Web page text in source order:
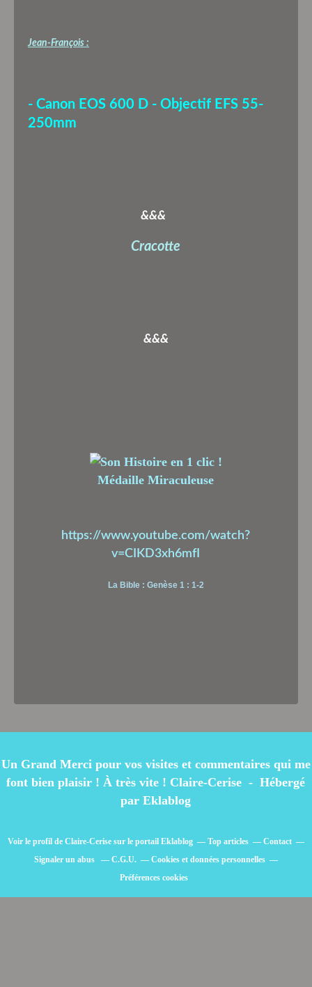
Jean-François :
- Canon EOS 600 D - Objectif EFS 55-
250mm
&&&
Cracotte
&&&
Médaille Miraculeuse
https://www.youtube.com/watch?
v=CIKD3xh6mfI
La Bible : Genèse 1 : 1-2
Un Grand Merci pour vos visites et commentaires qui me
font bien plaisir ! À très vite ! Claire-Cerise - Hébergé
parEklablog
Voir le profil de Claire-Cerise sur le portail Eklablog Top articles
Contact
Signaler un abus
C.G.U.
Cookies et données personnelles
Préférences cookies